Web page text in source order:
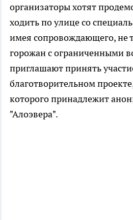
организаторы хотят
ходить по улице со
имея сопровождающего, не
горожан с ограниченными
приглашают принять
благотворительном
которого принадлежит
"Алоэвера".